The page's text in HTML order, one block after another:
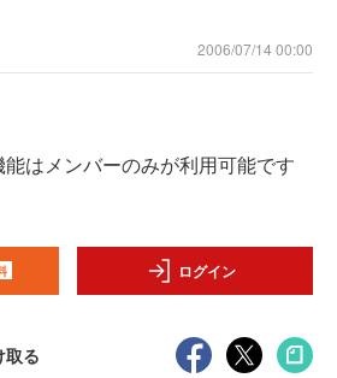
2006/07/14 00:00
はメンバーのみが利用可能です
ログイン
取る